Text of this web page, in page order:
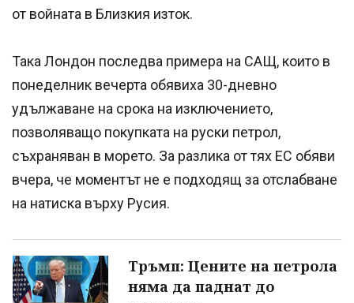
от войната в Близкия изток.
Така Лондон последва примера на САЩ, които в
понеделник вечерта обявиха 30-дневно
удължаване на срока на изключението,
позволяващо покупката на руски петрол,
съхраняван в морето. За разлика от тях ЕС обяви
вчера, че моментът не е подходящ за отслабване
на натиска върху Русия.
Тръмп: Цените на петрола
няма да паднат до